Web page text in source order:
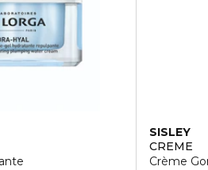
SISLEY
CREME
Crème